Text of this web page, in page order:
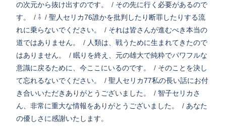
の次元から抜け出すのです。
/ その先に行く必要があるので
す。
/ ⇩ / 聖人セリカ76誰かを批判したり断罪したりする流
れに乗らないでください。
/ それは皆さんが進むべき本当の
道ではありません。
/ 人類は、戦うために生まれてきたので
はありません。
/ 眠りを終え、元の雄大で純粋でパワフルな
意識に戻るために、今ここにいるのです。
/ そのことを決し
て忘れるないでください。
/ 聖人セリカ77私の長い話にお付
き合いいただきありがとうございました。
/ 智子セリカさ
ん、非常に重大な情報をありがとうございました。
/ あなた
の優しさに感謝いたします。